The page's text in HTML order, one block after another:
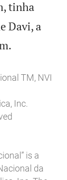
tinha
Davi, a
TM, NVI
Inc.
is a
da